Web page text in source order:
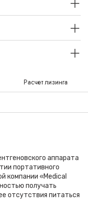
Расчет лизинга
аппарата
портативного
компании «Medical
получать
отсутствия питаться